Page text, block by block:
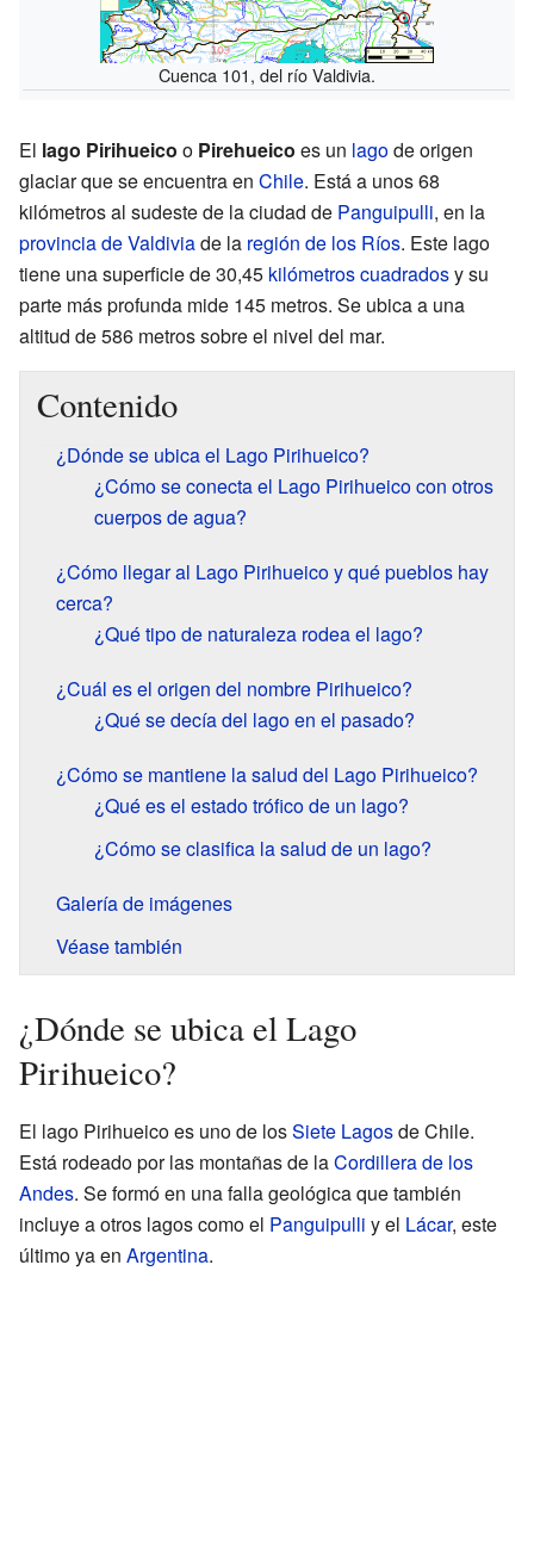
Cuenca 101, del río Valdivia.
El lago Pirihueico o Pirehueico es un lagode origen
glaciar que se encuentra en Chile. Está a unos 68
kilómetros al sudeste de la ciudad de Panguipulli, en la
provincia de Valdiviade la región de los Ríos. Este lago
tiene una superficie de 30,45 kilómetros cuadradosy su
parte más profunda mide 145 metros. Se ubica a una
altitud de 586 metros sobre el nivel del mar.
Contenido
¿Dónde se ubica el Lago Pirihueico?
¿Cómo se conecta el Lago Pirihueico con otros
cuerpos de agua?
¿Cómo llegar al Lago Pirihueico y qué pueblos hay
cerca?
¿Qué tipo de naturaleza rodea el lago?
¿Cuál es el origen del nombre Pirihueico?
¿Qué se decía del lago en el pasado?
¿Cómo se mantiene la salud del Lago Pirihueico?
¿Qué es el estado trófico de un lago?
¿Cómo se clasifica la salud de un lago?
Galería de imágenes
Véase también
¿Dónde se ubica el Lago
Pirihueico?
El lago Pirihueico es uno de losSiete Lagosde Chile.
Está rodeado por las montañas de laCordillera de los
Andes. Se formó en una falla geológica que también
incluye a otros lagos como el Panguipulli y el Lácar, este
último ya en Argentina.